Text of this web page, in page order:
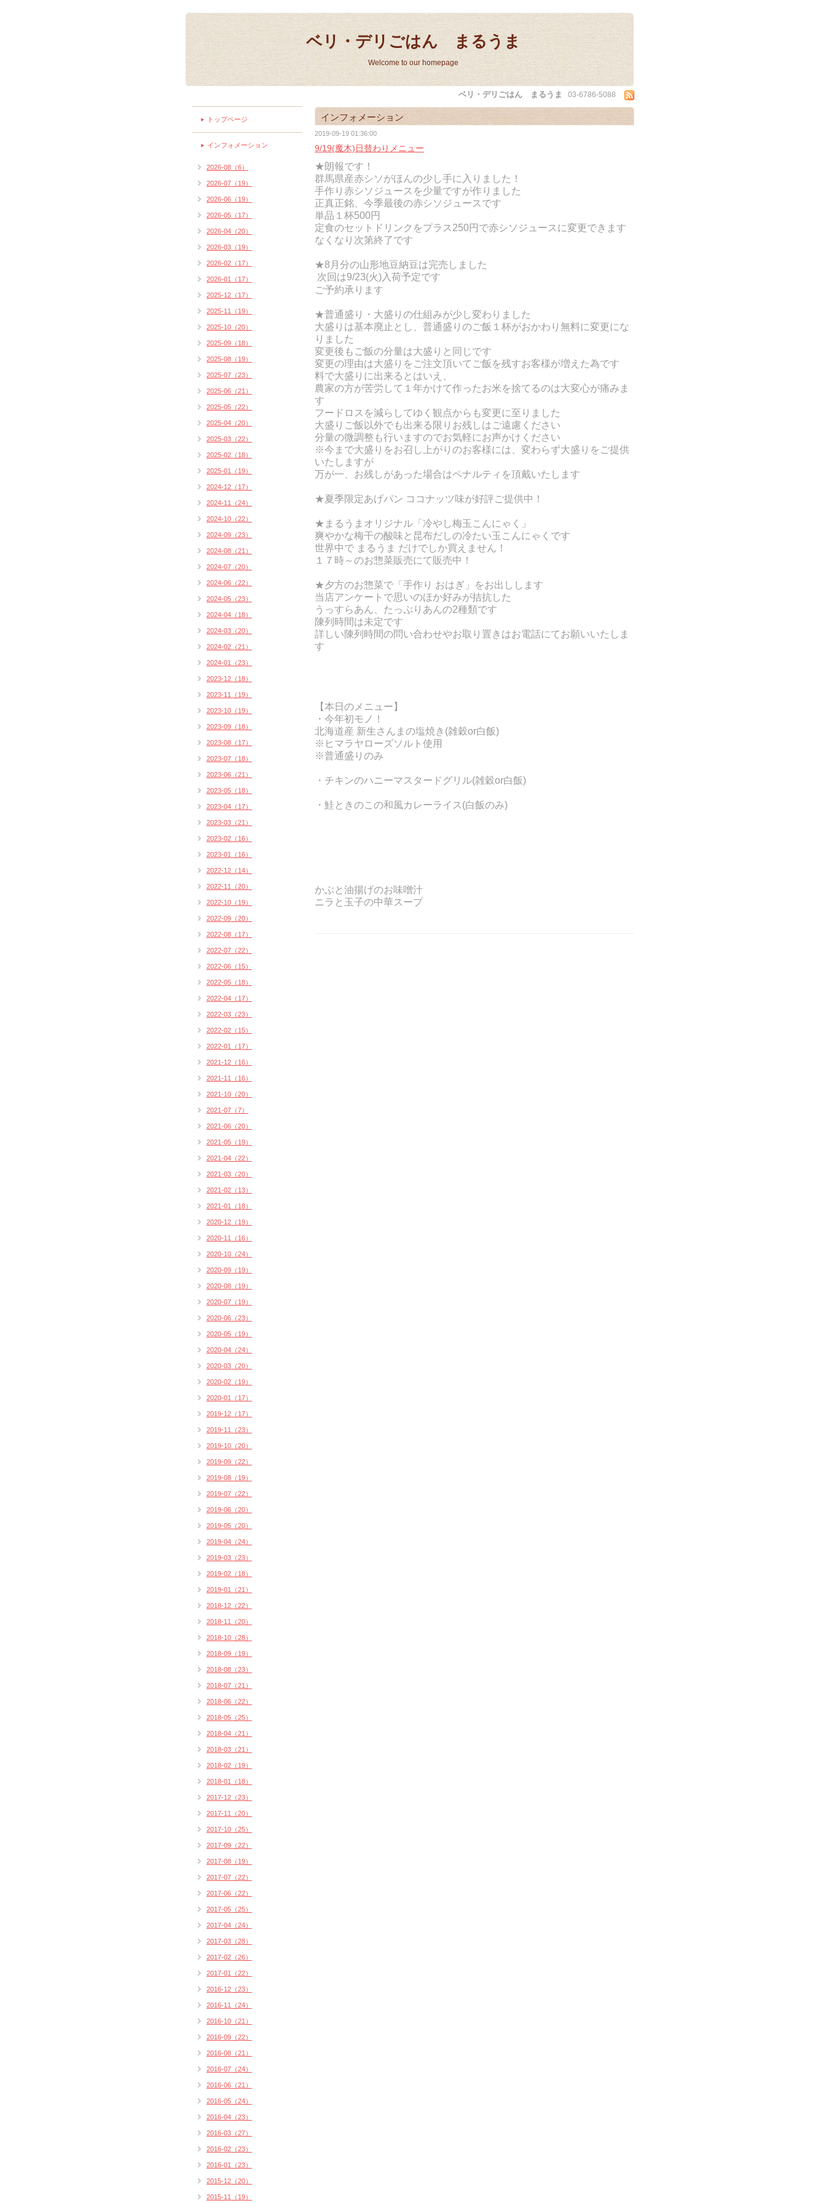
ベリ・デリごはん まるうま
Welcome to our homepage
ベリ・デリごはん まるうま 03-6786-5088
インフォメーション
2019-09-19 01:36:00
9/19(魔木)日替わりメニュー
★朗報です！
群馬県産赤シソがほんの少し手に入りました！
手作り赤シソジュースを少量ですが作りました
正真正銘、今季最後の赤シソジュースです
単品１杯500円
定食のセットドリンクをプラス250円で赤シソジュースに変更できます
なくなり次第終了です
★8月分の山形地豆納豆は完売しました
次回は9/23(火)入荷予定です
ご予約承ります
★普通盛り・大盛りの仕組みが少し変わりました
大盛りは基本廃止とし、普通盛りのご飯１杯がおかわり無料に変更にな
りました
変更後もご飯の分量は大盛りと同じです
変更の理由は大盛りをご注文頂いてご飯を残すお客様が増えた為です
料で大盛りに出来るとはいえ、
農家の方が苦労して１年かけて作ったお米を捨てるのは大変心が痛みま
す
フードロスを減らしてゆく観点からも変更に至りました
大盛りご飯以外でも出来る限りお残しはご遠慮ください
分量の微調整も行いますのでお気軽にお声かけください
※今まで大盛りをお召し上がりのお客様には、変わらず大盛りをご提供
いたしますが
万が一、お残しがあった場合はペナルティを頂戴いたします
★夏季限定あげパン ココナッツ味が好評ご提供中！
★まるうまオリジナル 「冷やし梅玉こんにゃく」
爽やかな梅干の酸味と昆布だしの冷たい玉こんにゃくです
世界中で まるうま だけでしか買えません！
１７時～のお惣菜販売にて販売中！
★夕方のお惣菜で「手作り おはぎ」をお出しします
当店アンケートで思いのほか好みが拮抗した
うっすらあん、たっぷりあんの2種類です
陳列時間は未定です
詳しい陳列時間の問い合わせやお取り置きはお電話にてお願いいたしま
す
【本日のメニュー】
・ 今年初モノ！
北海道産 新生さんまの塩焼き(雑穀or白飯)
※ヒマラヤローズソルト使用
※普通盛りのみ
・チキンのハニーマスタードグリル(雑穀or白飯)
・鮭ときのこの和風カレーライス (白飯のみ)
かぶと油揚げのお味噌汁
ニラと玉子の中華スープ
トップページ
インフォメーション
2026-08（6）
2026-07（19）
2026-06（19）
2026-05（17）
2026-04（20）
2026-03（19）
2026-02（17）
2026-01（17）
2025-12（17）
2025-11（19）
2025-10（20）
2025-09（18）
2025-08（19）
2025-07（23）
2025-06（21）
2025-05（22）
2025-04（20）
2025-03（22）
2025-02（18）
2025-01（19）
2024-12（17）
2024-11（24）
2024-10（22）
2024-09（23）
2024-08（21）
2024-07（20）
2024-06（22）
2024-05（23）
2024-04（18）
2024-03（20）
2024-02（21）
2024-01（23）
2023-12（18）
2023-11（19）
2023-10（19）
2023-09（18）
2023-08（17）
2023-07（18）
2023-06（21）
2023-05（18）
2023-04（17）
2023-03（21）
2023-02（16）
2023-01（16）
2022-12（14）
2022-11（20）
2022-10（19）
2022-09（20）
2022-08（17）
2022-07（22）
2022-06（15）
2022-05（18）
2022-04（17）
2022-03（23）
2022-02（15）
2022-01（17）
2021-12（16）
2021-11（16）
2021-10（20）
2021-07（7）
2021-06（20）
2021-05（19）
2021-04（22）
2021-03（20）
2021-02（13）
2021-01（18）
2020-12（19）
2020-11（16）
2020-10（24）
2020-09（19）
2020-08（19）
2020-07（19）
2020-06（23）
2020-05（19）
2020-04（24）
2020-03（20）
2020-02（19）
2020-01（17）
2019-12（17）
2019-11（23）
2019-10（20）
2019-09（22）
2019-08（19）
2019-07（22）
2019-06（20）
2019-05（20）
2019-04（24）
2019-03（23）
2019-02（18）
2019-01（21）
2018-12（22）
2018-11（20）
2018-10（28）
2018-09（19）
2018-08（23）
2018-07（21）
2018-06（22）
2018-05（25）
2018-04（21）
2018-03（21）
2018-02（19）
2018-01（18）
2017-12（23）
2017-11（20）
2017-10（25）
2017-09（22）
2017-08（19）
2017-07（22）
2017-06（22）
2017-05（25）
2017-04（24）
2017-03（28）
2017-02（26）
2017-01（22）
2016-12（23）
2016-11（24）
2016-10（21）
2016-09（22）
2016-08（21）
2016-07（24）
2016-06（21）
2016-05（24）
2016-04（23）
2016-03（27）
2016-02（23）
2016-01（23）
2015-12（20）
2015-11（19）